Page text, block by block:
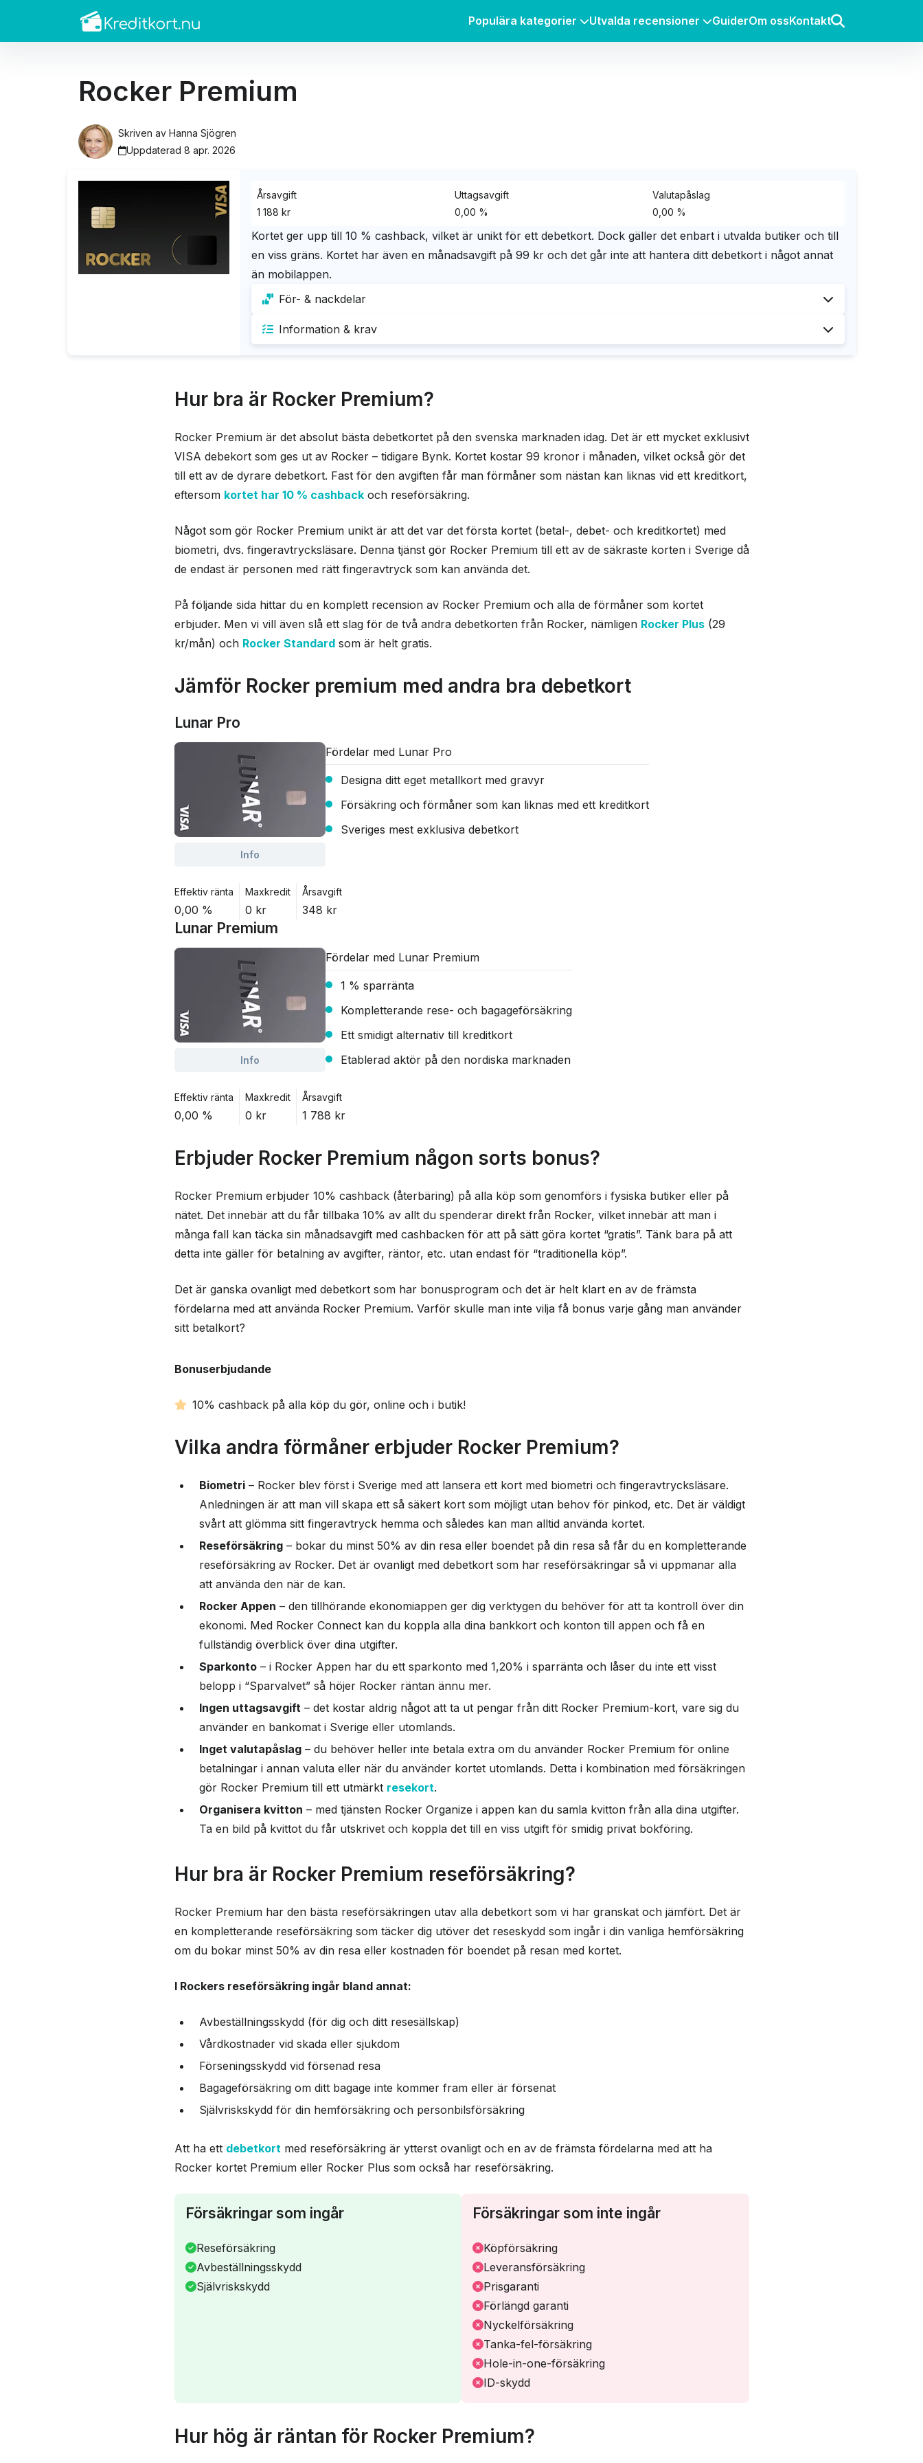
Populära kategorier Utvalda recensioner GuiderOm ossKontakt
Rocker Premium
Skriven av Hanna Sjögren
Uppdaterad 8 apr. 2026
Årsavgift
1 188 kr
Uttagsavgift
0,00 %
Valutapåslag
0,00 %
Kortet ger upp till 10 % cashback, vilket är unikt för ett debetkort. Dock gäller det enbart i utvalda butiker och till
en viss gräns. Kortet har även en månadsavgift på 99 kr och det går inte att hantera ditt debetkort i något annat
än mobilappen.
För- & nackdelar
Fördelar
Går att ansöka även med en betalningsanmärkning
och skulder
Information & krav
Ingen betalningsanmärkning
Information
Effektiv ränta 0,00 %
Uttagsavgift
Valutapåslag 0,00 %
Faktureringsavgift 0 kr
Hur bra är Rocker Premium?
Rocker Premium är det absolut bästa debetkortet på den svenska marknaden idag. Det är ett mycket exklusivt
VISA debekort som ges ut av Rocker – tidigare Bynk. Kortet kostar 99 kronor i månaden, vilket också gör det
till ett av de dyrare debetkort. Fast för den avgiften får man förmåner som nästan kan liknas vid ett kreditkort,
eftersom kortet har 10 % cashbackoch reseförsäkring.
Något som gör Rocker Premium unikt är att det var det första kortet (betal-, debet- och kreditkortet) med
biometri, dvs. fingeravtrycksläsare. Denna tjänst gör Rocker Premium till ett av de säkraste korten i Sverige då
de endast är personen med rätt fingeravtryck som kan använda det.
På följande sida hittar du en komplett recension av Rocker Premium och alla de förmåner som kortet
erbjuder. Men vi vill även slå ett slag för de två andra debetkorten från Rocker, nämligen Rocker Plus(29
kr/mån) och Rocker Standardsom är helt gratis.
Jämför Rocker premium med andra bra debetkort
Lunar Pro
Info
Fördelar med Lunar Pro
Designa ditt eget metallkort med gravyr
Försäkring och förmåner som kan liknas med ett kreditkort
Sveriges mest exklusiva debetkort
Effektiv ränta
0,00 %
Maxkredit
0 kr
Årsavgift
348 kr
Lunar Premium
Info
Fördelar med Lunar Premium
1 % sparränta
Kompletterande rese- och bagageförsäkring
Ett smidigt alternativ till kreditkort
Etablerad aktör på den nordiska marknaden
Effektiv ränta
0,00 %
Maxkredit
0 kr
Årsavgift
1 788 kr
Erbjuder Rocker Premium någon sorts bonus?
Rocker Premium erbjuder 10% cashback (återbäring) på alla köp som genomförs i fysiska butiker eller på
nätet. Det innebär att du får tillbaka 10% av allt du spenderar direkt från Rocker, vilket innebär att man i
många fall kan täcka sin månadsavgift med cashbacken för att på sätt göra kortet “gratis”. Tänk bara på att
detta inte gäller för betalning av avgifter, räntor, etc. utan endast för “traditionella köp”.
Det är ganska ovanligt med debetkort som har bonusprogram och det är helt klart en av de främsta
fördelarna med att använda Rocker Premium. Varför skulle man inte vilja få bonus varje gång man använder
sitt betalkort?
Bonuserbjudande
10% cashback på alla köp du gör, online och i butik!
Vilka andra förmåner erbjuder Rocker Premium?
Biometri – Rocker blev först i Sverige med att lansera ett kort med biometri och fingeravtrycksläsare.
Anledningen är att man vill skapa ett så säkert kort som möjligt utan behov för pinkod, etc. Det är väldigt
svårt att glömma sitt fingeravtryck hemma och således kan man alltid använda kortet.
Reseförsäkring – bokar du minst 50% av din resa eller boendet på din resa så får du en kompletterande
reseförsäkring av Rocker. Det är ovanligt med debetkort som har reseförsäkringar så vi uppmanar alla
att använda den när de kan.
Rocker Appen – den tillhörande ekonomiappen ger dig verktygen du behöver för att ta kontroll över din
ekonomi. Med Rocker Connect kan du koppla alla dina bankkort och konton till appen och få en
fullständig överblick över dina utgifter.
Sparkonto – i Rocker Appen har du ett sparkonto med 1,20% i sparränta och låser du inte ett visst
belopp i “Sparvalvet” så höjer Rocker räntan ännu mer.
Ingen uttagsavgift – det kostar aldrig något att ta ut pengar från ditt Rocker Premium-kort, vare sig du
använder en bankomat i Sverige eller utomlands.
Inget valutapåslag – du behöver heller inte betala extra om du använder Rocker Premium för online
betalningar i annan valuta eller när du använder kortet utomlands. Detta i kombination med försäkringen
gör Rocker Premium till ett utmärkt resekort.
Organisera kvitton – med tjänsten Rocker Organize i appen kan du samla kvitton från alla dina utgifter.
Ta en bild på kvittot du får utskrivet och koppla det till en viss utgift för smidig privat bokföring.
Hur bra är Rocker Premium reseförsäkring?
Rocker Premium har den bästa reseförsäkringen utav alla debetkort som vi har granskat och jämfört. Det är
en kompletterande reseförsäkring som täcker dig utöver det reseskydd som ingår i din vanliga hemförsäkring
om du bokar minst 50% av din resa eller kostnaden för boendet på resan med kortet.
I Rockers reseförsäkring ingår bland annat:
Avbeställningsskydd (för dig och ditt resesällskap)
Vårdkostnader vid skada eller sjukdom
Förseningsskydd vid försenad resa
Bagageförsäkring om ditt bagage inte kommer fram eller är försenat
Självriskskydd för din hemförsäkring och personbilsförsäkring
Att ha ett debetkort med reseförsäkring är ytterst ovanligt och en av de främsta fördelarna med att ha
Rocker kortet Premium eller Rocker Plus som också har reseförsäkring.
Försäkringar som ingår
Reseförsäkring
Avbeställningsskydd
Självriskskydd
Försäkringar som inte ingår
Köpförsäkring
Leveransförsäkring
Prisgaranti
Förlängd garanti
Nyckelförsäkring
Tanka-fel-försäkring
Hole-in-one-försäkring
ID-skydd
Hur hög är räntan för Rocker Premium?